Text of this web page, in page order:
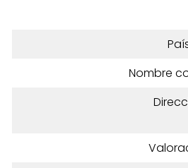
Nombre